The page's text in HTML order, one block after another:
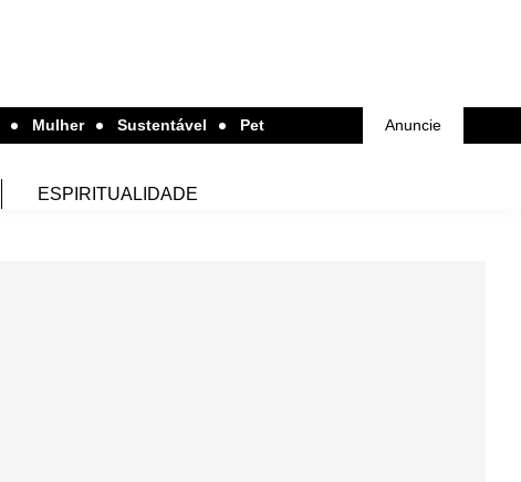
Mulher Sustentável Pet Anuncie
ESPIRITUALIDADE